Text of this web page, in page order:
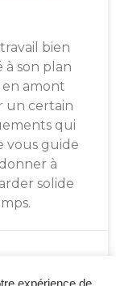
bien
à son plan
en amont
un certain
qui
vous guide
à
solide